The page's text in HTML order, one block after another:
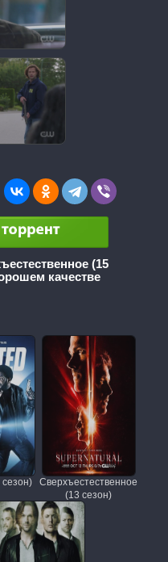
(15
качестве
Сверхъестественное
(13 сезон)